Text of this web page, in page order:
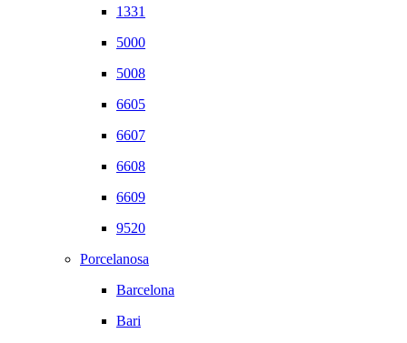
1331
5000
5008
6605
6607
6608
6609
9520
Porcelanosa
Barcelona
Bari